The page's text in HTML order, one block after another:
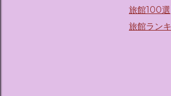
旅館100選
旅館ラン